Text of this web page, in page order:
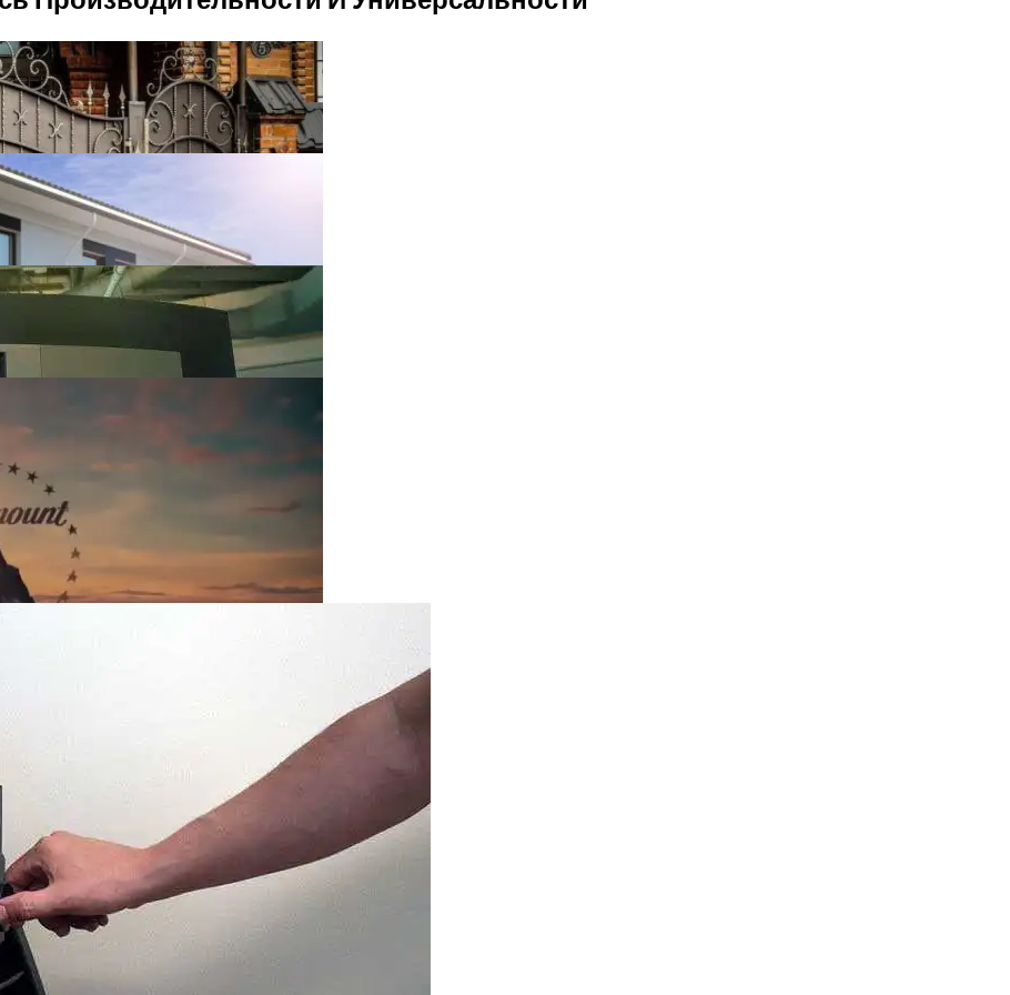
Строительства, Основные Этапы Возведения
И Ультраширокого Монитора
UFC В США За $7,7 Млрд